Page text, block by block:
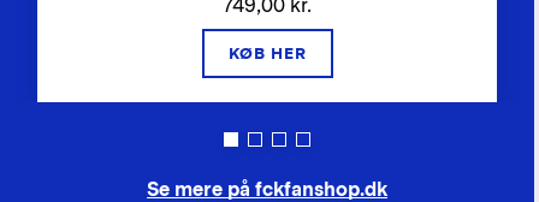
749,00 kr.
KØB HER
Se mere på fckfanshop.dk